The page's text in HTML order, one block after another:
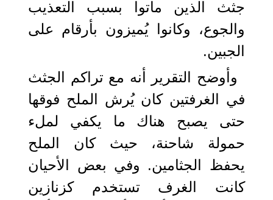
جثث الذين ماتوا بسبب التعذيب
والجوع، وكانوا يُميزون بأرقام على
الجبين.
وأوضح التقرير أنه مع تراكم الجثث
في الغرفتين كان يُرش الملح فوقها
حتى يصبح هناك ما يكفي لملء
حمولة شاحنة، حيث كان الملح
يحفظ الجثامين. وفي بعض الأحيان
كانت الغرف تستخدم كزنازين